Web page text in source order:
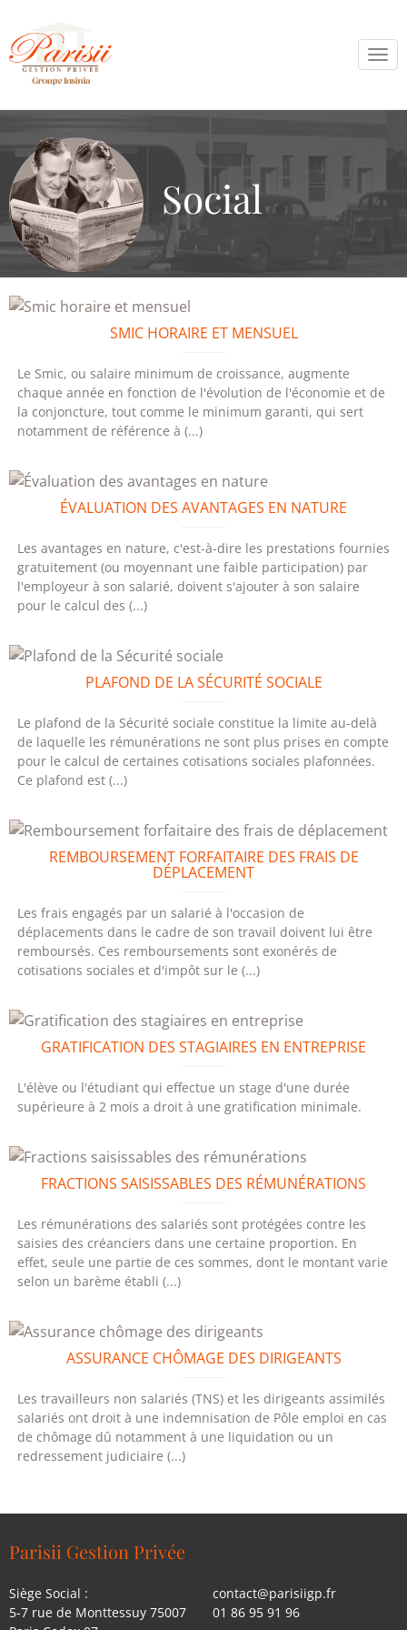
Social
SMIC HORAIRE ET MENSUEL
Le Smic, ou salaire minimum de croissance, augmente
chaque année en fonction de l'évolution de l'économie et de
la conjoncture, tout comme le minimum garanti, qui sert
notamment de référence à (...)
ÉVALUATION DES AVANTAGES EN NATURE
Les avantages en nature, c'est-à-dire les prestations fournies
gratuitement (ou moyennant une faible participation) par
l'employeur à son salarié, doivent s'ajouter à son salaire
pour le calcul des (...)
PLAFOND DE LA SÉCURITÉ SOCIALE
Le plafond de la Sécurité sociale constitue la limite au-delà
de laquelle les rémunérations ne sont plus prises en compte
pour le calcul de certaines cotisations sociales plafonnées.
Ce plafond est (...)
REMBOURSEMENT FORFAITAIRE DES FRAIS DE
DÉPLACEMENT
Les frais engagés par un salarié à l'occasion de
déplacements dans le cadre de son travail doivent lui être
remboursés. Ces remboursements sont exonérés de
cotisations sociales et d'impôt sur le (...)
GRATIFICATION DES STAGIAIRES EN ENTREPRISE
L'élève ou l'étudiant qui effectue un stage d'une durée
supérieure à 2 mois a droit à une gratification minimale.
FRACTIONS SAISISSABLES DES RÉMUNÉRATIONS
Les rémunérations des salariés sont protégées contre les
saisies des créanciers dans une certaine proportion. En
effet, seule une partie de ces sommes, dont le montant varie
selon un barème établi (...)
ASSURANCE CHÔMAGE DES DIRIGEANTS
Les travailleurs non salariés (TNS) et les dirigeants assimilés
salariés ont droit à une indemnisation de Pôle emploi en cas
de chômage dû notamment à une liquidation ou un
redressement judiciaire (...)
Parisii Gestion Privée
Siège Social :
5-7 rue de Monttessuy 75007
contact@parisiigp.fr
01 86 95 91 96